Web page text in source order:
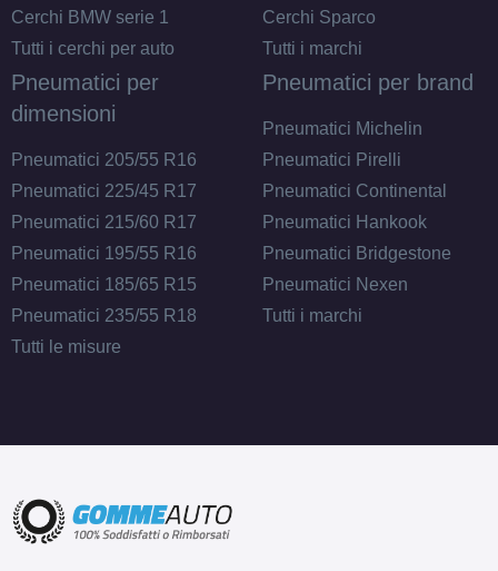
Cerchi BMW serie 1
Tutti i cerchi per auto
Cerchi Sparco
Tutti i marchi
Pneumatici per
dimensioni
Pneumatici 205/55 R16
Pneumatici 225/45 R17
Pneumatici 215/60 R17
Pneumatici 195/55 R16
Pneumatici 185/65 R15
Pneumatici 235/55 R18
Tutti le misure
Pneumatici per brand
Pneumatici Michelin
Pneumatici Pirelli
Pneumatici Continental
Pneumatici Hankook
Pneumatici Bridgestone
Pneumatici Nexen
Tutti i marchi